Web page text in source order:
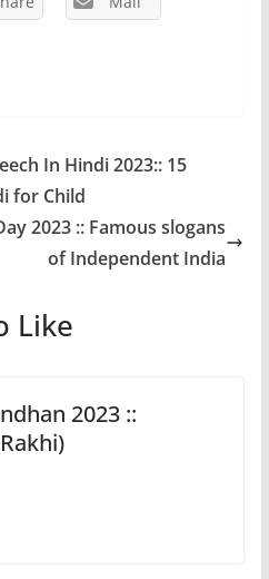
In Hindi 2023:: 15
for Child
2023 :: Famous slogans
of Independent India
Like
2023 ::